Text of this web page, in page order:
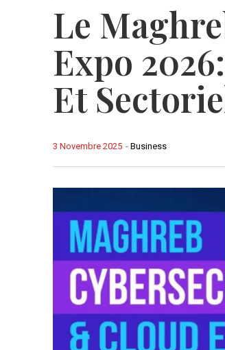
Le
Expo
Et
- Business
3 Novembre 2025